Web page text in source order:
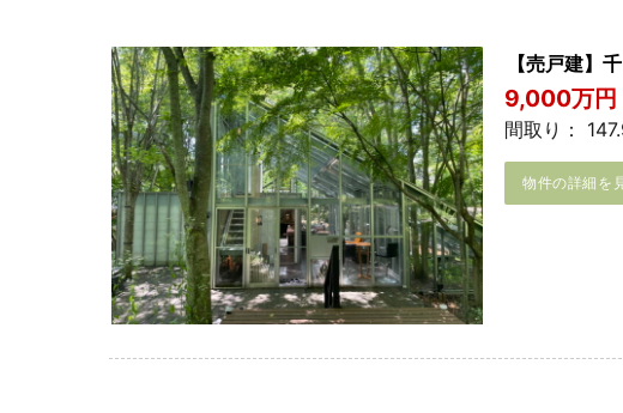
【売戸建】
9,000万円
間取り：
物件の詳細を